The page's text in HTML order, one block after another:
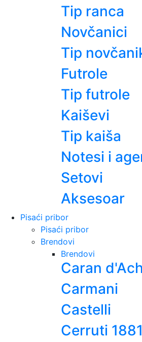
Tip ranca
Novčanici
Tip
Futrole
Tip futrole
Kaiševi
Tip kaiša
Notesi i
Setovi
Aksesoar
Pisaći pribor
Pisaći pribor
Brendovi
Brendovi
Caran
Carmani
Castelli
Cerruti 1881